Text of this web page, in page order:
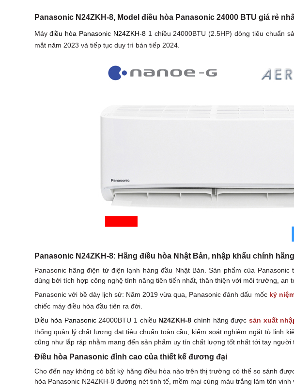
Panasonic N24ZKH-8, Model điều hòa Panasonic 24000 BTU giá rẻ
Máyđiều hòa Panasonic N24ZKH-81 chiều 24000BTU (2.5HP) dòng tiêu chuẩn
mắt năm 2023 và tiếp tục duy trì bán tiếp 2024.
Panasonic N24ZKH-8: Hãng điều hòa Nhật Bản, nhập khẩu chính
Panasonic hãng điện tử điện lạnh hàng đầu Nhật Bản. Sản phẩm của
dùng bởi tích hợp công nghệ tính năng tiên tiến nhất, thân thiện với môi trường, an
Panasonic với bề dày lịch sử: Năm 2019 vừa qua, Panasonic đánh dấu mốc kỷ
chiếc máy điều hòa đầu tiên ra đời.
Điều hòa Panasonic 24000BTU 1 chiều N24ZKH-8 chính hãng đượcsản xuất
thống quản lý chất lượng đạt tiêu chuẩn toàn cầu, kiểm soát nghiêm ngặt từ linh
cũng như lắp ráp nhằm mang đến sản phẩm uy tín chất lượng tốt nhất tới tay người
Điều hòa Panasonic đỉnh cao của thiết kế đương đại
Cho đến nay không có bất kỳ hãng điều hòa nào trên thị trường có thể so sánh
hòa Panasonic N24ZKH-8 đường nét tinh tế, mềm mại cùng màu trắng làm tôn